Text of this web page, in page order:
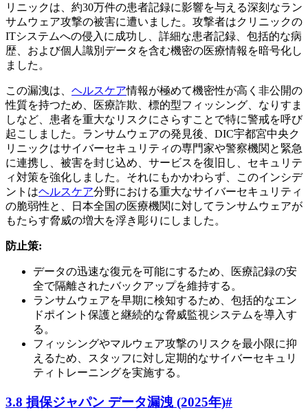
リニックは、約30万件の患者記録に影響を与える深刻なラン
サムウェア攻撃の被害に遭いました。攻撃者はクリニックの
ITシステムへの侵入に成功し、詳細な患者記録、包括的な病
歴、および個人識別データを含む機密の医療情報を暗号化し
ました。
この漏洩は、 ヘルスケア情報が極めて機密性が高く非公開の
性質を持つため、医療詐欺、標的型フィッシング、なりすま
しなど、患者を重大なリスクにさらすことで特に警戒を呼び
起こしました。ランサムウェアの発見後、DIC宇都宮中央ク
リニックはサイバーセキュリティの専門家や警察機関と緊急
に連携し、被害を封じ込め、サービスを復旧し、セキュリテ
ィ対策を強化しました。それにもかかわらず、このインシデ
ントはヘルスケア分野における重大なサイバーセキュリティ
の脆弱性と、日本全国の医療機関に対してランサムウェアが
もたらす脅威の増大を浮き彫りにしました。
防止策:
データの迅速な復元を可能にするため、医療記録の安
全で隔離されたバックアップを維持する。
ランサムウェアを早期に検知するため、包括的なエン
ドポイント保護と継続的な脅威監視システムを導入す
る。
フィッシングやマルウェア攻撃のリスクを最小限に抑
えるため、スタッフに対し定期的なサイバーセキュリ
ティトレーニングを実施する。
3.8 損保ジャパン データ漏洩 (2025年)#